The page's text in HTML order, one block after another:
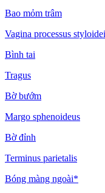
Bao mỏm trâm
Vagina processus styloidei
Bình tai
Tragus
Bờ bướm
Margo sphenoideus
Bờ đỉnh
Terminus parietalis
Bóng màng ngoài*